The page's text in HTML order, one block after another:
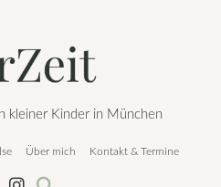
kleiner Kinder in München
Über mich Kontakt & Termine